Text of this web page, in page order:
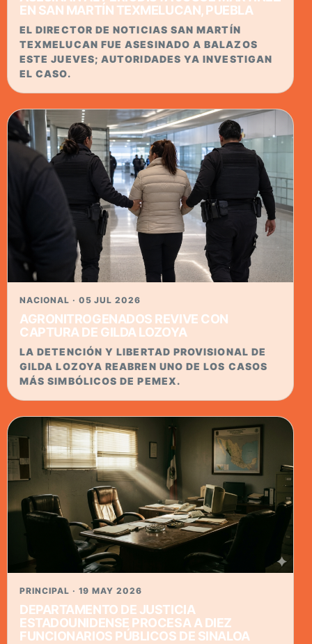
EN SAN MARTÍN TEXMELUCAN, PUEBLA
EL DIRECTOR DE NOTICIAS SAN MARTÍN
TEXMELUCAN FUE ASESINADO A BALAZOS
ESTE JUEVES; AUTORIDADES YA INVESTIGAN
EL CASO.
NACIONAL · 05 JUL 2026
AGRONITROGENADOS REVIVE CON
CAPTURA DE GILDA LOZOYA
LA DETENCIÓN Y LIBERTAD PROVISIONAL DE
GILDA LOZOYA REABREN UNO DE LOS CASOS
MÁS SIMBÓLICOS DE PEMEX.
PRINCIPAL · 19 MAY 2026
DEPARTAMENTO DE JUSTICIA
ESTADOUNIDENSE PROCESA A DIEZ
FUNCIONARIOS PÚBLICOS DE SINALOA